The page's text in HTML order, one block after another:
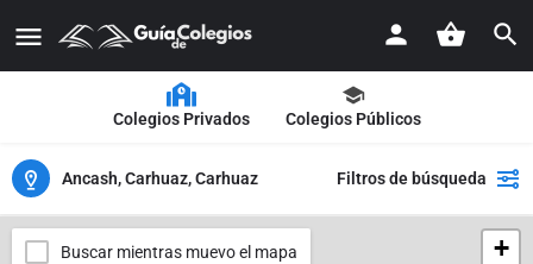
Colegios Privados Colegios Públicos
Ancash, Carhuaz, Carhuaz Filtros de búsqueda
+
Buscar mientras muevo el mapa